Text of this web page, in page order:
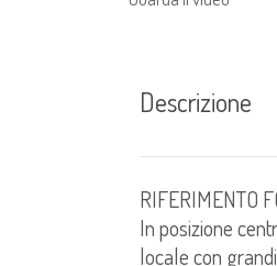
Descrizione
RIFERIMENTO
In posizione
locale con